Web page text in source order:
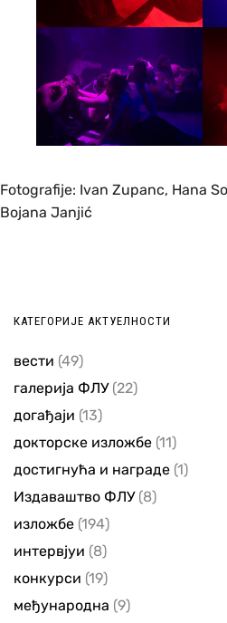
Fotografije: Ivan Zupanc, Hana
Bojana Janjić
КАТЕГОРИЈЕ АКТУЕЛНОСТИ
вести (49)
галерија ФЛУ(22)
догађаји (13)
докторске изложбе (11)
достигнућа и награде (1)
Издаваштво ФЛУ(8)
изложбе (194)
интервјуи (8)
конкурси (19)
међународна (9)